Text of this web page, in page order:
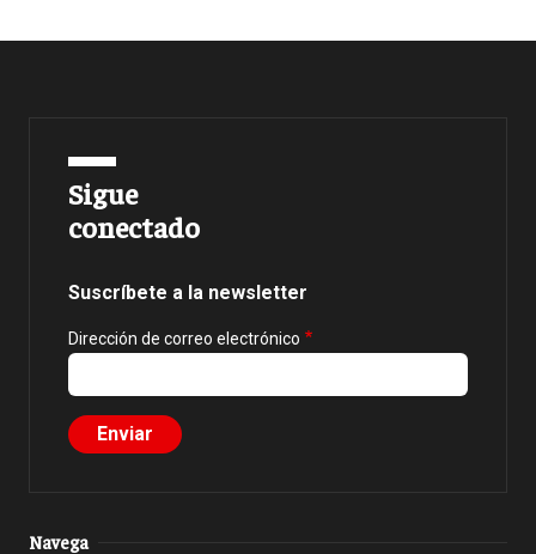
Sigue
conectado
Suscríbete a la newsletter
Dirección de correo electrónico
Navega